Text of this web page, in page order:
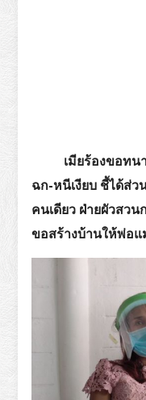
เมียร้องขอทนาย
ฉก-หนีเงียบ ชี้ได้ส่ว
คนเดียว ฝ่ายผัวสว
ขอสร้างบ้านให้พ่อ